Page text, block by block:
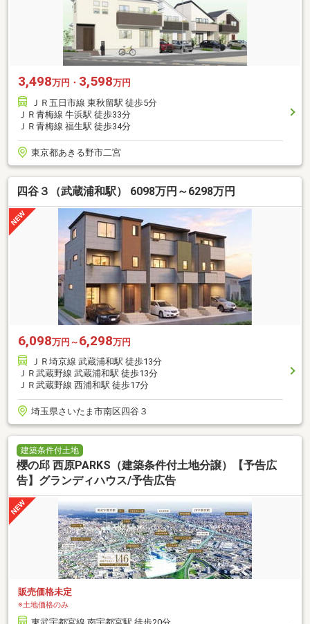
3,498万円・ 3,598万円
ＪＲ五日市線 東秋留駅 徒歩5分
ＪＲ青梅線 牛浜駅 徒歩33分
ＪＲ青梅線 福生駅 徒歩34分
東京都あきる野市二宮
四谷３（武蔵浦和駅） 6098万円～6298万円
6,098万円～ 6,298万円
ＪＲ埼京線 武蔵浦和駅 徒歩13分
ＪＲ武蔵野線 武蔵浦和駅 徒歩13分
ＪＲ武蔵野線 西浦和駅 徒歩17分
埼玉県さいたま市南区四谷３
建築条件付土地
櫻の邱 西原PARKS（建築条件付土地分譲）【予告広
告】グランディハウス/予告広告
販売価格未定
※土地価格のみ